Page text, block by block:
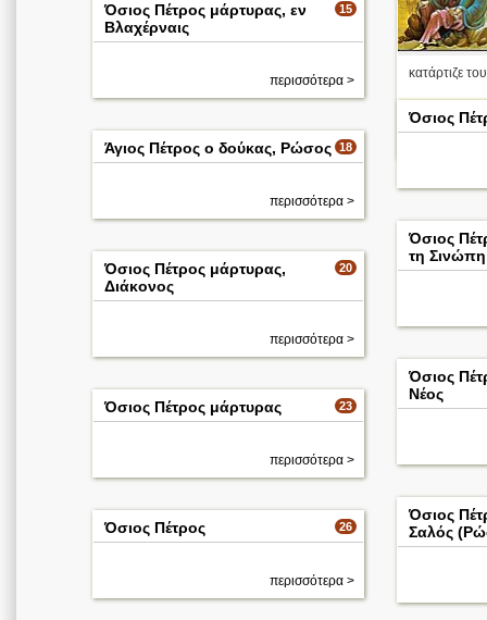
κατάρτιζε
Απολυτίκιο
15
Όσιος Πέτρος μάρτυρας, εν
Βλαχέρναις
περισσότερα >
Όσιος
18
Άγιος Πέτρος ο δούκας, Ρώσος
περισσότερα >
Όσιος
τη Σινώπη
20
Όσιος Πέτρος μάρτυρας,
Διάκονος
περισσότερα >
Όσιος
Νέος
23
Όσιος Πέτρος μάρτυρας
περισσότερα >
Όσιος
Σαλός
26
Όσιος Πέτρος
περισσότερα >